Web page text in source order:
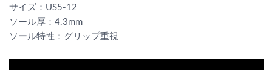
サイズ：US5-12
ソール厚：4.3mm
ソール特性：グリップ重視